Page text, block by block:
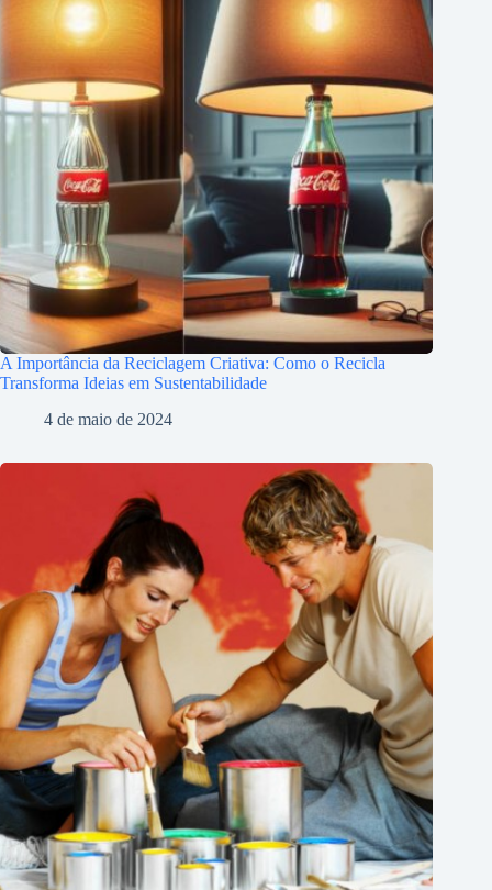
A Importância da Reciclagem Criativa: Como o Recicla
Transforma Ideias em Sustentabilidade
4 de maio de 2024